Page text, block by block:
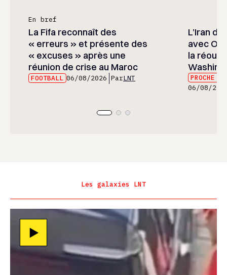
En bref
La Fifa reconnaît des
« erreurs » et présente des
« excuses » après une
réunion de crise au Maroc
FOOTBALL 06/08/2026 ParLNT
L’Iran
avec
la
PROCHE
06/08/
Les galaxies LNT